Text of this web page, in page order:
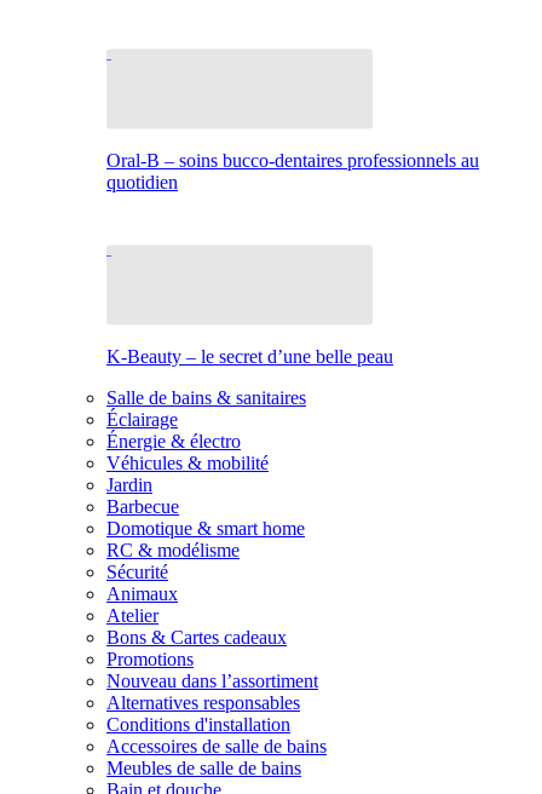
Oral-B – soins bucco-dentaires professionnels au
quotidien
K-Beauty – le secret d’une belle peau
Salle de bains & sanitaires
Éclairage
Énergie & électro
Véhicules & mobilité
Jardin
Barbecue
Domotique & smart home
RC & modélisme
Sécurité
Animaux
Atelier
Bons & Cartes cadeaux
Promotions
Nouveau dans l’assortiment
Alternatives responsables
Conditions d'installation
Accessoires de salle de bains
Meubles de salle de bains
Bain et douche